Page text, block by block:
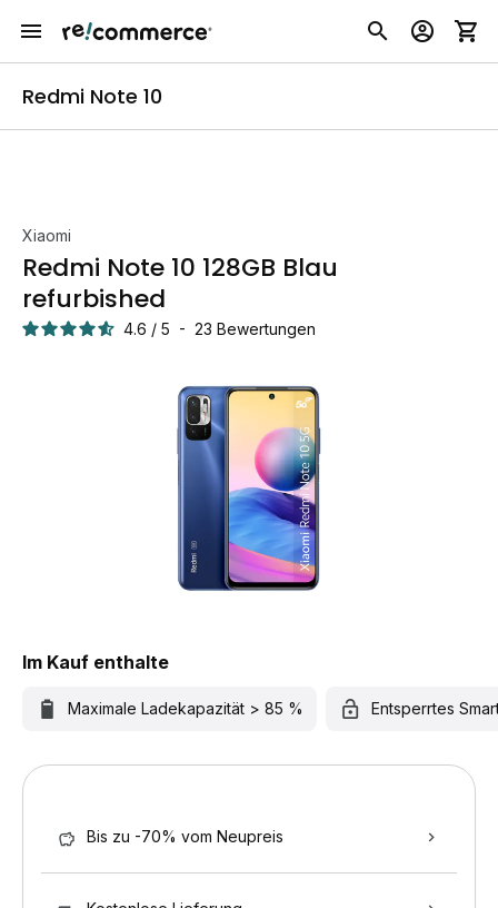
Redmi Note 10
Xiaomi
Redmi Note 10 128GB Blau
refurbished
4.6 / 5 - 23 Bewertungen
Im Kauf enthalte
Maximale Ladekapazität > 85 % Entsperrtes
Bis zu -70% vom Neupreis